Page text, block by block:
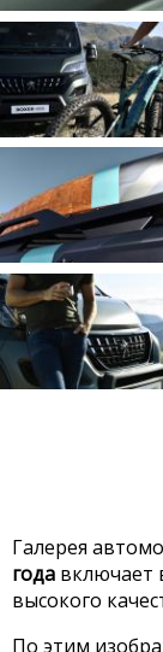
Галерея
года включает
высокого
По этим